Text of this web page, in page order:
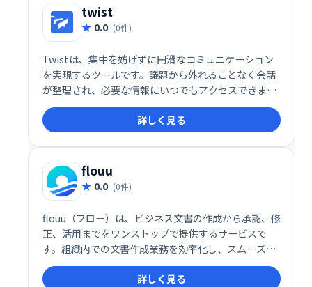
twist
0.0 (0件)
Twistは、集中を妨げずに円滑なコミュニケーション
を実現するツールです。議題から外れることなく会話
が整理され、必要な情報にいつでもアクセスできま
す。無料プランに加え、月額5ドルからの有料プラン
も用意。生産性向上と効率的な情報共有をサポートし
ます。
詳しく見る
flouu
0.0 (0件)
flouu（フロー）は、ビジネス文書の作成から承認、修
正、活用までをワンストップで提供するサービスで
す。組織内での文書作成業務を効率化し、スムーズな
情報共有を実現します。 煩雑なやり取りを削減し、生
産性向上に貢献します。詳しく見る